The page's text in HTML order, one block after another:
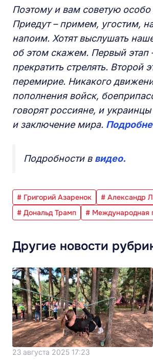
Поэтому и вам советую особо
Приедут – примем, угостим,
напоим. Хотят выслушать
об этом скажем. Первый этап
прекратить стрелять. Второй
перемирие. Никакого
пополнения войск,
говорят россияне, и
и заключение мира.
Подробности в видео.
# Григорий Азаренок
# Александр
# Дональд Трамп
# Международная
Другие новости
23 августа 2025 17:23